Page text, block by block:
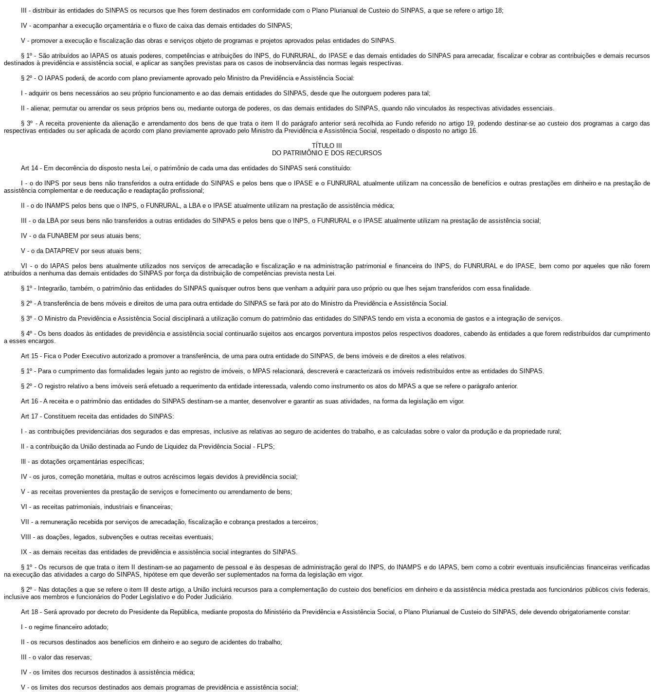
III - distribuir às entidades do SINPAS os recursos que lhes forem destinados em conformidade com o Plano Plurianual de Custeio do SINPAS, a que se refere o artigo 18;
IV - acompanhar a execução orçamentária e o fluxo de caixa das demais entidades do SINPAS;
V - promover a execução e fiscalização das obras e serviços objeto de programas e projetos aprovados pelas entidades do SINPAS.
§ 1º - São atribuídos ao IAPAS os atuais poderes, competências e atribuições do INPS, do FUNRURAL, do IPASE e das demais entidades do SINPAS para arrecadar, fiscalizar e cobrar as contribuições e demais recursos
destinados à previdência e assistência social, e aplicar as sanções previstas para os casos de inobservância das normas legais respectivas.
§ 2º - O IAPAS poderá, de acordo com plano previamente aprovado pelo Ministro da Previdência e Assistência Social:
I - adquirir os bens necessários ao seu próprio funcionamento e ao das demais entidades do SINPAS, desde que lhe outorguem poderes para tal;
II - alienar, permutar ou arrendar os seus próprios bens ou, mediante outorga de poderes, os das demais entidades do SINPAS, quando não vinculados às respectivas atividades essenciais.
§ 3º - A receita proveniente da alienação e arrendamento dos bens de que trata o item Il do parágrafo anterior será recolhida ao Fundo referido no artigo 19, podendo destinar-se ao custeio dos programas a cargo das
respectivas entidades ou ser aplicada de acordo com plano previamente aprovado pelo Ministro da Previdência e Assistência Social, respeitado o disposto no artigo 16.
TÍTULO III
DO PATRIMÔNIO E DOS RECURSOS
Art 14 - Em decorrência do disposto nesta Lei, o patrimônio de cada uma das entidades do SINPAS será constituído:
I - o do INPS por seus bens não transferidos a outra entidade do SINPAS e pelos bens que o IPASE e o FUNRURAL atualmente utilizam na concessão de benefícios e outras prestações em dinheiro e na prestação de
assistência complementar e de reeducação e readaptação profissional;
II - o do INAMPS pelos bens que o INPS, o FUNRURAL, a LBA e o IPASE atualmente utilizam na prestação de assistência médica;
III - o da LBA por seus bens não transferidos a outras entidades do SINPAS e pelos bens que o INPS, o FUNRURAL e o IPASE atualmente utilizam na prestação de assistência social;
IV - o da FUNABEM por seus atuais bens;
V - o da DATAPREV por seus atuais bens;
VI - o do IAPAS pelos bens atualmente utilizados nos serviços de arrecadação e fiscalização e na administração patrimonial e financeira do INPS, do FUNRURAL e do IPASE, bem como por aqueles que não forem
atribuídos a nenhuma das demais entidades do SINPAS por força da distribuição de competências prevista nesta Lei.
§ 1º - Integrarão, também, o patrimônio das entidades do SINPAS quaisquer outros bens que venham a adquirir para uso próprio ou que lhes sejam transferidos com essa finalidade.
§ 2º - A transferência de bens móveis e direitos de uma para outra entidade do SINPAS se fará por ato do Ministro da Previdência e Assistência Social.
§ 3º - O Ministro da Previdência e Assistência Social disciplinará a utilização comum do patrimônio das entidades do SINPAS tendo em vista a economia de gastos e a integração de serviços.
§ 4º - Os bens doados às entidades de previdência e assistência social continuarão sujeitos aos encargos porventura impostos pelos respectivos doadores, cabendo às entidades a que forem redistribuídos dar cumprimento
a esses encargos.
Art 15 - Fica o Poder Executivo autorizado a promover a transferência, de uma para outra entidade do SINPAS, de bens imóveis e de direitos a eles relativos.
§ 1º - Para o cumprimento das formalidades legais junto ao registro de imóveis, o MPAS relacionará, descreverá e caracterizará os imóveis redistribuídos entre as entidades do SINPAS.
§ 2º - O registro relativo a bens imóveis será efetuado a requerimento da entidade interessada, valendo como instrumento os atos do MPAS a que se refere o parágrafo anterior.
Art 16 - A receita e o patrimônio das entidades do SINPAS destinam-se a manter, desenvolver e garantir as suas atividades, na forma da legislação em vigor.
Art 17 - Constituem receita das entidades do SINPAS:
I - as contribuições previdenciárias dos segurados e das empresas, inclusive as relativas ao seguro de acidentes do trabalho, e as calculadas sobre o valor da produção e da propriedade rural;
Il - a contribuição da União destinada ao Fundo de Liquidez da Previdência Social - FLPS;
Ill - as dotações orçamentárias específicas;
IV - os juros, correção monetária, multas e outros acréscimos legais devidos à previdência social;
V - as receitas provenientes da prestação de serviços e fornecimento ou arrendamento de bens;
VI - as receitas patrimoniais, industriais e financeiras;
VII - a remuneração recebida por serviços de arrecadação, fiscalização e cobrança prestados a terceiros;
VIII - as doações, legados, subvenções e outras receitas eventuais;
IX - as demais receitas das entidades de previdência e assistência social integrantes do SINPAS.
§ 1º - Os recursos de que trata o item II destinam-se ao pagamento de pessoal e às despesas de administração geral do INPS, do INAMPS e do IAPAS, bem como a cobrir eventuais insuficiências financeiras verificadas
na execução das atividades a cargo do SINPAS, hipótese em que deverão ser suplementados na forma da legislação em vigor.
§ 2º - Nas dotações a que se refere o item Ill deste artigo, a União incluirá recursos para a complementação do custeio dos benefícios em dinheiro e da assistência médica prestada aos funcionários públicos civis federais,
inclusive aos membros e funcionários do Poder Legislativo e do Poder Judiciário.
Art 18 - Será aprovado por decreto do Presidente da República, mediante proposta do Ministério da Previdência e Assistência Social, o Plano Plurianual de Custeio do SINPAS, dele devendo obrigatoriamente constar:
I - o regime financeiro adotado;
II - os recursos destinados aos benefícios em dinheiro e ao seguro de acidentes do trabalho;
III - o valor das reservas;
IV - os limites dos recursos destinados à assistência médica;
V - os limites dos recursos destinados aos demais programas de previdência e assistência social;